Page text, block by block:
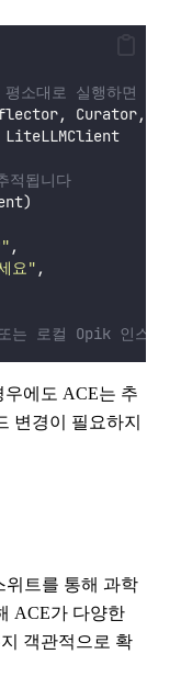
소대로 실행하면 됩니
Curator,
LiteLLMClient
적됩니다
" ,
요" ,
로컬 Opik 인스턴스
에도 ACE는 추
변경이 필요하지
위트를 통해 과학
ACE가 다양한
객관적으로 확